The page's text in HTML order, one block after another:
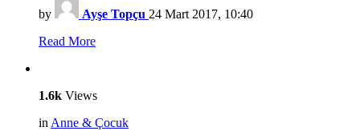
by Ayşe Topçu 24 Mart 2017, 10:40
Read More
1.6k Views
in Anne & Çocuk